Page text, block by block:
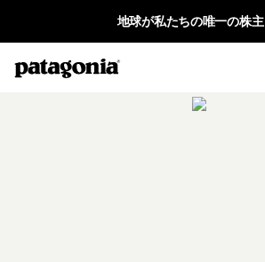
地球が私たちの唯一の株主